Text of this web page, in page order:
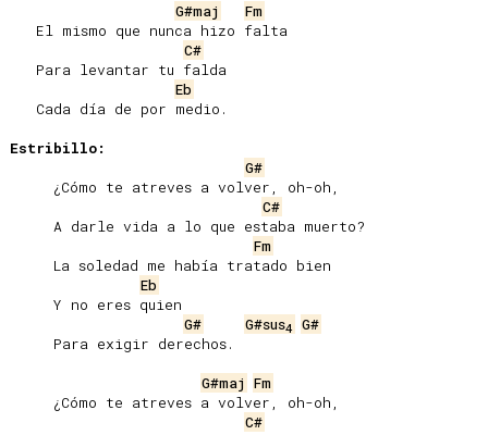
G#maj
Fm
C#
Eb
Estribillo:
G#
C#
Fm
Eb
G#
G#sus4 G#
G#maj Fm
C#